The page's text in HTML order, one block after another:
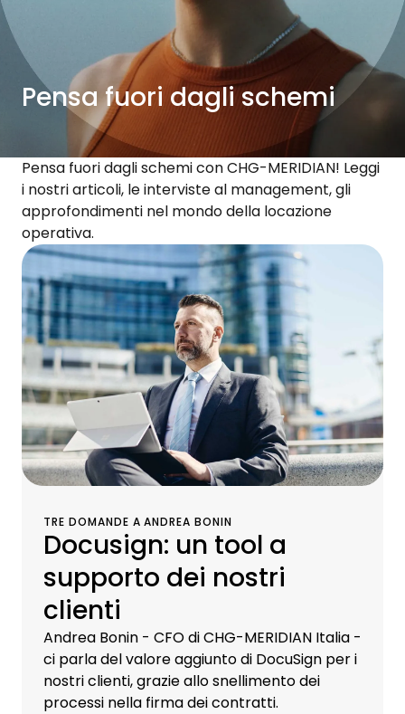
Pensa fuori dagli schemi
Pensa fuori dagli schemi con CHG-MERIDIAN! Leggi
i nostri articoli, le interviste al management, gli
approfondimenti nel mondo della locazione
operativa.
TRE DOMANDE A ANDREA BONIN
Docusign: un tool a
supporto dei nostri
clienti
Andrea Bonin - CFO di CHG-MERIDIAN Italia -
ci parla del valore aggiunto di DocuSign per i
nostri clienti, grazie allo snellimento dei
processi nella firma dei contratti.